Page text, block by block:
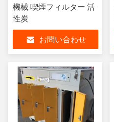
機械 喫煙フィルター 活
性炭
お問い合わせ